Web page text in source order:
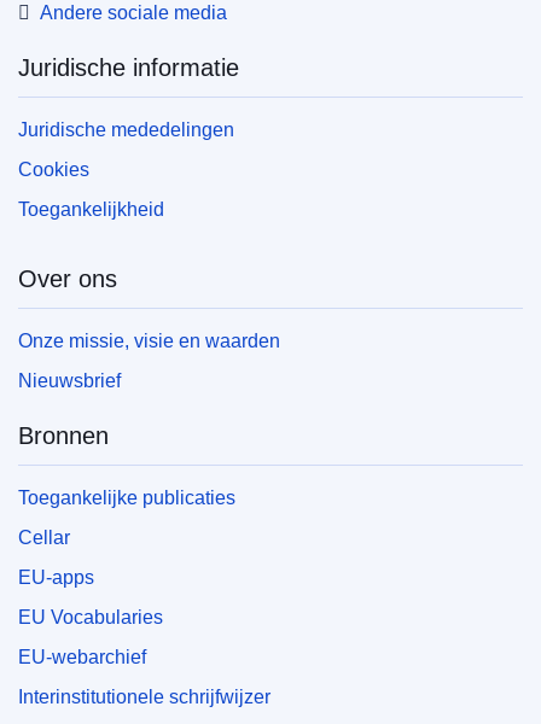
Andere sociale media
Juridische informatie
Juridische mededelingen
Cookies
Toegankelijkheid
Over ons
Onze missie, visie en waarden
Nieuwsbrief
Bronnen
Toegankelijke publicaties
Cellar
EU-apps
EU Vocabularies
EU-webarchief
Interinstitutionele schrijfwijzer